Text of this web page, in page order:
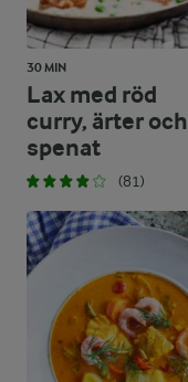
30 MIN
Lax med röd
curry, ärter och
spenat
(81)